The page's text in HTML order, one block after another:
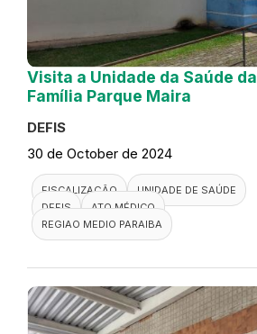
Visita a Unidade da Saúde da
Família Parque Maira
DEFIS
30 de October de 2024
FISCALIZAÇÃO
UNIDADE DE SAÚDE
DEFIS
ATO MÉDICO
REGIAO MEDIO PARAIBA